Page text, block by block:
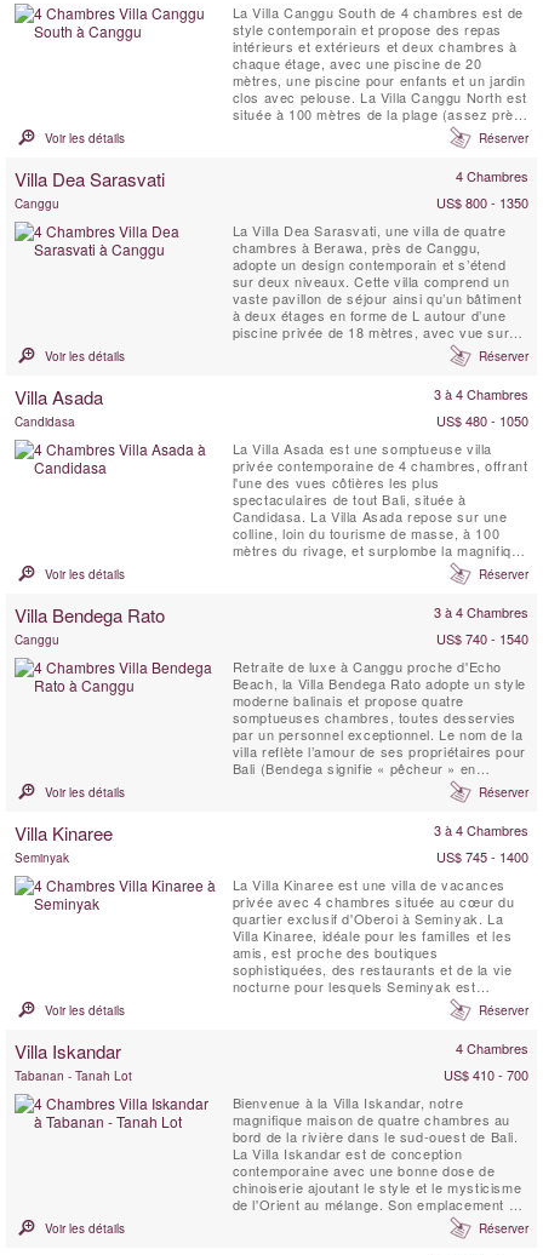
La Villa Canggu South de 4 chambres est de
style contemporain et propose des repas
intérieurs et extérieurs et deux chambres à
chaque étage, avec une piscine de 20
mètres, une piscine pour enfants et un jardin
clos avec pelouse. La Villa Canggu North est
située à 100 mètres de la plage (assez près
pour entendre les vagues) près de Canggu,
qui évolue rapidement pour devenir la scène
est bien adaptée aux groupes d'amis ou ...
Voir les détails Réserver
Villa Dea Sarasvati 4 Chambres
Canggu
US$ 800 - 1350
La Villa Dea Sarasvati, une villa de quatre
chambres à Berawa, près de Canggu,
adopte un design contemporain et s’étend
sur deux niveaux. Cette villa comprend un
vaste pavillon de séjour ainsi qu’un bâtiment
à deux étages en forme de L autour d’une
piscine privée de 18 mètres, avec vue sur
les rizières. Le pavillon principal ouvert
comprend un espace salon formel avec
ouverte sur les côtés, une salle à manger et,
Voir les détails Réserver
Villa Asada 3 à 4 Chambres
Candidasa
US$ 480 - 1050
La Villa Asada est une somptueuse villa
privée contemporaine de 4 chambres, offrant
l'une des vues côtières les plus
spectaculaires de tout Bali, située à
Candidasa. La Villa Asada repose sur une
colline, loin du tourisme de masse, à 100
mètres du rivage, et surplombe la magnifique
baie de Labuan Amuk, près de Candidasa, à
l'est de Bali. Avec ses nombreux espaces de
larges balcons, une salle de sport bien
Voir les détails Réserver
Villa Bendega Rato 3 à 4 Chambres
Canggu
US$ 740 - 1540
Retraite de luxe à Canggu proche d'Echo
Beach, la Villa Bendega Rato adopte un style
moderne balinais et propose quatre
somptueuses chambres, toutes desservies
par un personnel exceptionnel. Le nom de la
villa reflète l’amour de ses propriétaires pour
Bali (Bendega signifie « pêcheur » en
balinais) et pour leur pays d’origine, la
Nouvelle-Zélande (Rato signifie « coucher de
terrasse offrant une vue spectaculaire sur
Voir les détails Réserver
Villa Kinaree 3 à 4 Chambres
Seminyak
US$ 745 - 1400
La Villa Kinaree est une villa de vacances
privée avec 4 chambres située au cœur du
quartier exclusif d'Oberoi à Seminyak. La
Villa Kinaree, idéale pour les familles et les
amis, est proche des boutiques
sophistiquées, des restaurants et de la vie
nocturne pour lesquels Seminyak est
devenue célèbre. Elle se trouve à quelques
Voir les détails Réserver
Villa Iskandar 4 Chambres
Tabanan - Tanah Lot
US$ 410 - 700
Bienvenue à la Villa Iskandar, notre
magnifique maison de quatre chambres au
bord de la rivière dans le sud-ouest de Bali.
La Villa Iskandar est de conception
contemporaine avec une bonne dose de
chinoiserie ajoutant le style et le mysticisme
de l'Orient au mélange. Son emplacement a
été choisi pour sa beauté naturelle et son
charme rural tandis que les bons moments
Voir les détails Réserver